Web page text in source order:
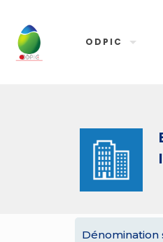
ODPIC
Dénomination